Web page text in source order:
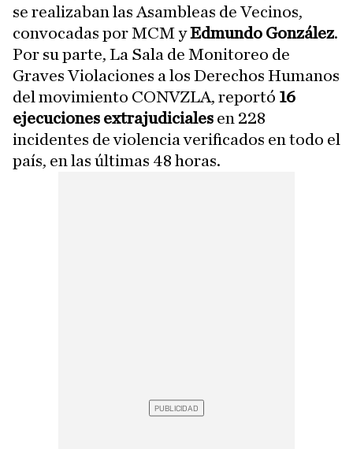
se realizaban las Asambleas de Vecinos,
convocadas por MCM yEdmundo González.
Por su parte, La Sala de Monitoreo de
Graves Violaciones a los Derechos Humanos
del movimiento CONVZLA, reportó 16
ejecuciones extrajudiciales en 228
incidentes de violencia verificados en todo el
país, en las últimas 48 horas.